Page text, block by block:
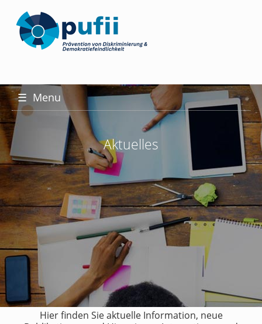
☰ Menu
Aktuelles
Hier finden Sie aktuelle Information, neue